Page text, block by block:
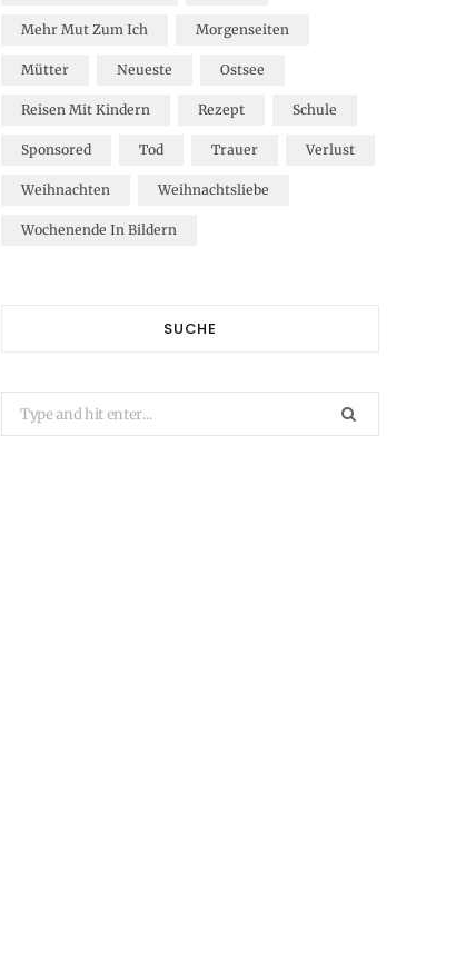
Mehr Mut Zum Ich Morgenseiten
Mütter Neueste Ostsee
Reisen Mit Kindern Rezept Schule
Sponsored Tod Trauer Verlust
Weihnachten Weihnachtsliebe
Wochenende In Bildern
SUCHE
Search
for: